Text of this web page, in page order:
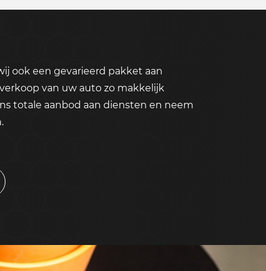
ook een gevarieerd pakket aan
van uw auto zo makkelijk
totale aanbod aan diensten en neem